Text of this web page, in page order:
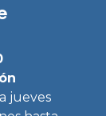
jueves